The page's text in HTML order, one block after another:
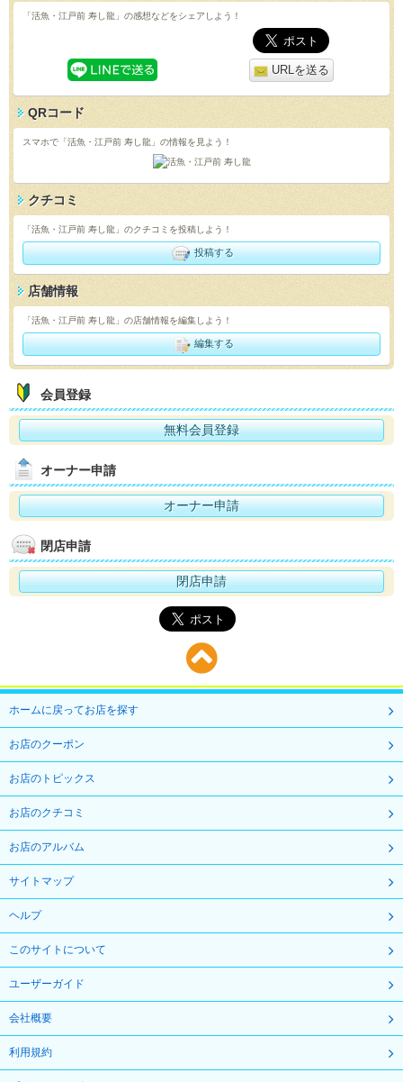
「活魚・江戸前 寿し龍」の感想などをシェアしよう！
URLを送る
QRコード
スマホで「活魚・江戸前 寿し龍」の情報を見よう！
クチコミ
「活魚・江戸前 寿し龍」のクチコミを投稿しよう！
投稿する
店舗情報
「活魚・江戸前 寿し龍」の店舗情報を編集しよう！
編集する
会員登録
無料会員登録
オーナー申請
オーナー申請
閉店申請
閉店申請
ホームに戻ってお店を探す
お店のクーポン
お店のトピックス
お店のクチコミ
お店のアルバム
サイトマップ
ヘルプ
このサイトについて
ユーザーガイド
会社概要
利用規約